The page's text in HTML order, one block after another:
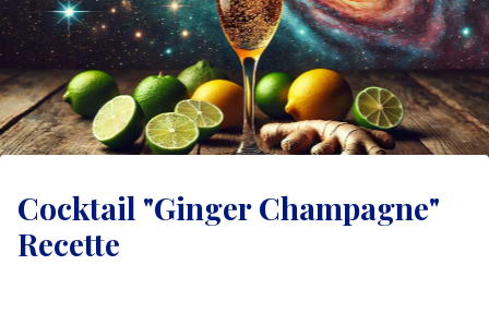
Cocktail "Ginger Champagne"
Recette